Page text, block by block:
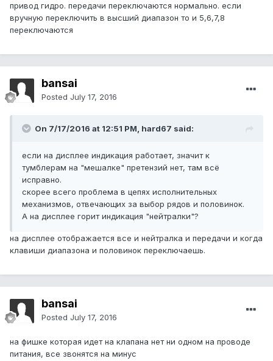
привод гидро. передачи переключаются нормально. если
вручную переключить в высший диапазон то и 5,6,7,8
переключаются
bansai
Posted July 17, 2016
On 7/17/2016 at 12:51 PM, hard67 said:
если на дисплее индикация работает, значит к
тумблерам на "мешалке" претензий нет, там всё
исправно.
скорее всего проблема в цепях исполнительных
механизмов, отвечающих за выбор рядов и половинок.
А на дисплее горит индикация "нейтралки"?
на дисплее отображается все и нейтралка и передачи и когда
клавиши диапазона и половинок переключаешь.
bansai
Posted July 17, 2016
на фишке которая идет на клапана нет ни одном на проводе
питания, все звонятся на минус